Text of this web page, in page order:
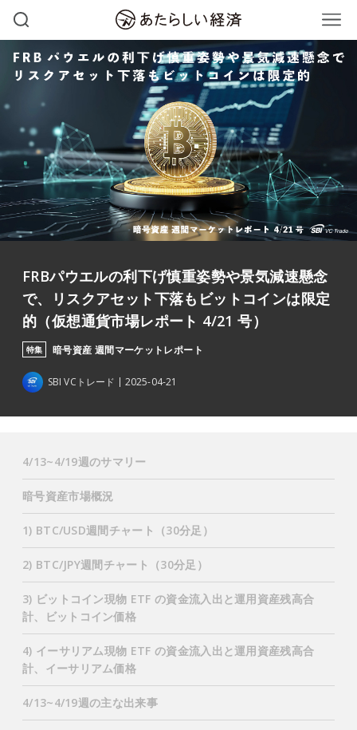
FRBパウエルの利下げ慎重姿勢や景気減速懸念
で、リスクアセット下落もビットコインは限定
的（仮想通貨市場レポート 4/21 号）
特集 暗号資産 週間マーケットレポート
SBI VCトレード 2025-04-21
4/13~4/19週のサマリー
暗号資産市場概況
1) BTC/USD週間チャート（30分足）
2) BTC/JPY週間チャート（30分足）
3) ビットコイン現物 ETF の資金流入出と運用資産残高合
計、ビットコイン価格
4) イーサリアム現物 ETF の資金流入出と運用資産残高合
計、イーサリアム価格
4/13~4/19週の主な出来事